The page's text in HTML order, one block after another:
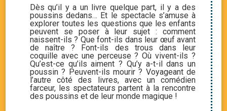
Dès qu’il y a un livre quelque part, il y a des
poussins dedans… Et le spectacle s’amuse à
explorer toutes les questions que les enfants
peuvent se poser à leur sujet : comment
naissent-ils ? Que font-ils dans leur œuf avant
de naître ? Font-ils des trous dans leur
coquille avec une perceuse ? Où vivent-ils ?
Qu’est-ce qu’ils aiment ? Qu’y a-t-il dans un
poussin ? Peuvent-ils mourir ? Voyageant de
l’autre côté des livres, avec un comédien
farceur, les spectateurs partent à la rencontre
des poussins et de leur monde magique !